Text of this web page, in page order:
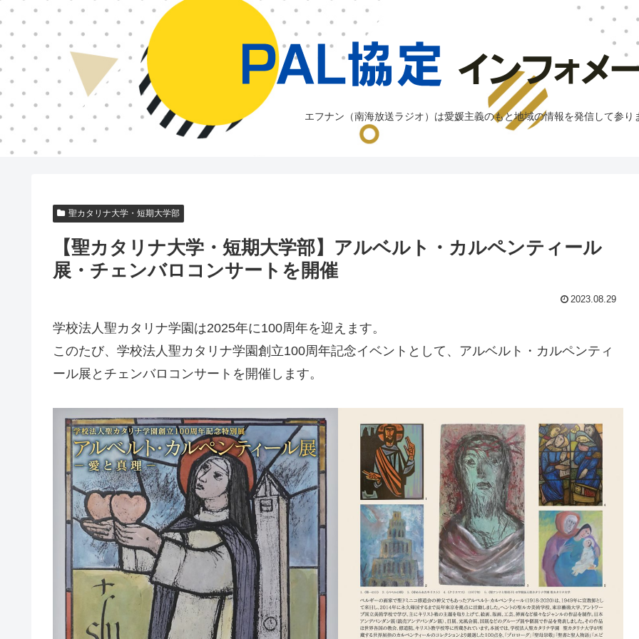
エフナン（南海放送ラジオ）は愛媛主義のもと地域の情報を発信して参り
聖カタリナ大学・短期大学部
【聖カタリナ大学・短期大学部】アルベルト・カルペンティール
展・チェンバロコンサートを開催
2023.08.29
学校法人聖カタリナ学園は2025年に100周年を迎えます。
このたび、学校法人聖カタリナ学園創立100周年記念イベントとして、アルベルト・カルペンティ
ール展とチェンバロコンサートを開催します。